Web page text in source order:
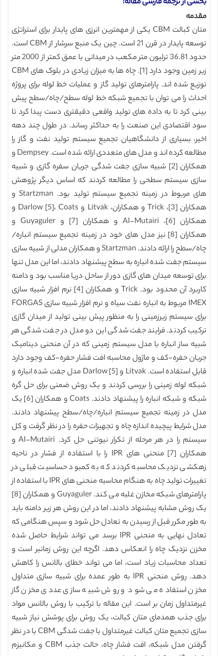
مقدمه
متان کبالت CBM یکی از مهمترین انرزی های پایدار برای استراتژی
توسعه پایدار در قرن 21 است. چین یک منبع سرشار از CBM است.
حدود 36.81 ترلیون متر مکعب در میدانی با عمق کمتر از 2000 متر
زیر زمین وجود دارد [1]. چاه ها به میزان زیادی در بلوک های CBM
توزیع شده اند. پارامترهای تولید گاز و عملیات خط لوله برای پروژه
احداث را می توان با تجمیع شبکه خط لوله سطح/چاه/سطح پیش
بینی کرد تا به داده های تولید واقعی دقیقتری دست پیدا کرد تا
سود اقتصادی این صنعت را به حداکثر رساند. در طول چند دهه
اخیر، بسیاری از دانشگاهیان تجمیع سیستم تولید نفت و گاز را
مطالعه کرده اند و مدل های متعددی ارائه شده است. Dempsey و
همکاران [2] شبیه سازی جفت شدگی جریان سفره گازی و شبیه
سازی سیستم سطحی را مطالعه کردند که اساس دیگر پژوهش
های مربوط در زمینه تجمیع سیستم تولید بود. Startzman و
همکاران [3]، Trick و همکاران، Litvak و Darlow [5]، Coats و
همکاران [6]، Al-Mutairi و همکاران [7] و Guyaguler و
همکاران [8] نیز مدل های خود در زمینه تجمیع سیستم انباره/
چاه/سطح را ارائه دادند. Startzman و همکاران مدلی از شبیه سازی
سیستم جفت شده انباره به سطح پیشنهاد دادند، اما این مدل تنها
برای توسعه میدان های گازی دور از ساحل دریا مناسب بود و دامنه
کاربرد آن محدود بود. Trick و همکاران [4] نرم افزار شبیه سازی
IMEX مربوط به انباره نفت سیاه و نرم افزار شبیه سازی FORGAS
برای سیستم زیرزمینی را به منظور پیش بینی تولید از میدان گازی
ترکیب کردند. فرایند جفت شدگی این دو مدل در جفت شدگی هر
شبیه ساز انباره با مدل سیستم زمینی که در آن منحنی دینامیک
جریان حفره-کف و ماژول محاسبه افت فشار حفره-کف وجود دارد
قابل استفاده است. Litvak و Darlow [5] مدل جفت شده انباره و
شبکه لوله زمینی را بررسی کردند و یک روش ضمنی برای حل گره
شبکه و شبکه انباره را پیشنهاد دادند. Coats و همکاران [6] یک
مدل در زمینه تجمیع سیستم انباره/چاه/سطح پیشنهاد دادند.
مدل شرایط پیچیده اندازه چاه و تجهیزات حفره را در نظر گرفت و کل
سیستم را در هر مرحله از تکرار نیوتنی حل کرد. Al-Mutairi و
همکاران [7] منحنی های IPR را با استفاده از فشار در ناحیه
زهکشی نزدیک محاسبه کردند که به کمبود حساسیت قبلی در
تغییرات تولید چاه به هنگام محاسبه منحنی های IPR با استفاده از
پارامترهای شبکه مخازن غلبه می کند. Guyaguler و همکاران [8]
یک روش مشابه پیشنهاد دادند، اما در این روش هر زیر دامنه باید
به طور مکرر قبل از رسیدن به تعادل حل شود و سپس هنگامی که
تعادل نهایی به منحنی IPR برسد می تواند شرایط حاصل شده
مخزن نزدیک چاه را انعکاس دهد. اگرچه این روش زمانبر است و
تعداد محاسبات زیاد است، اما می تواند خطای بالانس را کاهش
دهد. روش منحنی IPR به طور عمده برای شبیه سازی متداول
مخزن استفاده می شود و روش شبیه سازی عددی مخزن گاز
غیرمتداول زمان بر است. این مقاله با ترکیب با روش بالانس مواد
برای جذب همدمای متان کبالت، یک روش برای پوشش نیاز شبیه
سازی تجمیع متان کبالت غیرمتداول با جفت شدگی CBM با در نظر
گرفتن مدل شبکه، افت فشار چاه، حالت جذب CBM و مکانیزم